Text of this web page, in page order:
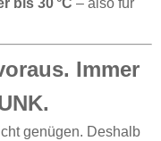
bis 30 °C – also für
Immer
genügen. Deshalb